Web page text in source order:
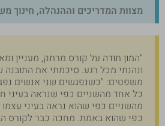
מצוות המדריכים וההנהלה, חינוך
"המון תודה על קורס מרתק, מעניין
ונהנתי מכל רגע. סיכמתי את
משפטים: "כשנפגשים שני אנשים
כל אחד מהשניים כפי שנראה בעיני
מהשניים כפי שהוא נראה בעיני
כפי שהוא באמת. מחכה כבר לקורס